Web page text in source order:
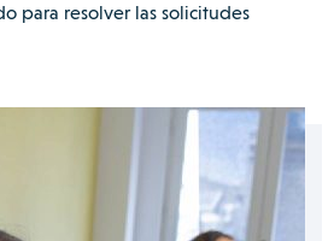
para resolver las solicitudes